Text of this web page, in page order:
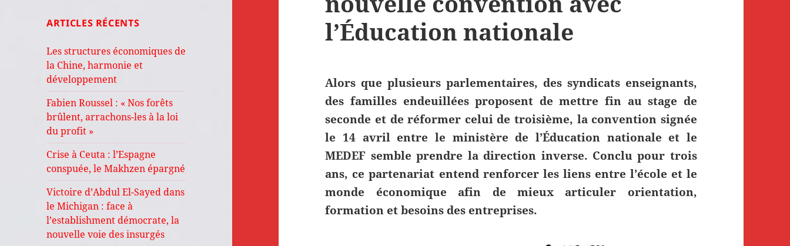
ARTICLES RÉCENTS
Les structures économiques de
la Chine, harmonie et
développement
Fabien Roussel : « Nos forêts
brûlent, arrachons-les à la loi
du profit »
Crise à Ceuta : l’Espagne
conspuée, le Makhzen épargné
Victoire d’Abdul El-Sayed dans
le Michigan : face à
l’establishment démocrate, la
nouvelle voie des insurgés
l’Éducation nationale
Alors que plusieurs parlementaires, des syndicats enseignants,
des familles endeuillées proposent de mettre fin au stage de
seconde et de réformer celui de troisième, la convention signée
le 14 avril entre le ministère de l’Éducation nationale et le
MEDEF semble prendre la direction inverse. Conclu pour trois
ans, ce partenariat entend renforcer les liens entre l’école et le
monde économique afin de mieux articuler orientation,
formation et besoins des entreprises.